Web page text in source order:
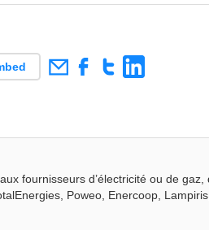
fournisseurs d’électricité ou de
Poweo, Enercoop,